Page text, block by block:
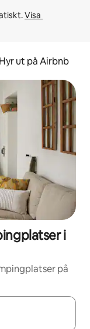
Visa
Hyr ut på Airbnb
i
på
med upp- och